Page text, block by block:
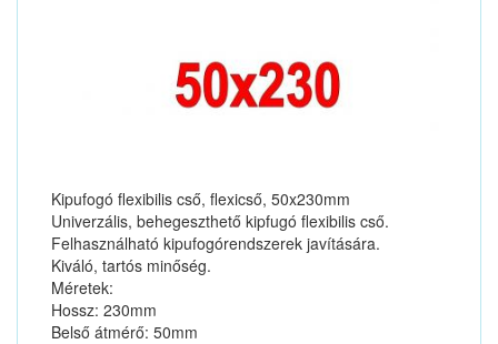
Kipufogó flexibilis cső, flexicső, 50x230mm
Univerzális, behegeszthető kipfugó flexibilis cső.
Felhasználható kipufogórendszerek javítására.
Kiváló, tartós minőség.
Méretek:
Hossz: 230mm
Belső átmérő: 50mm